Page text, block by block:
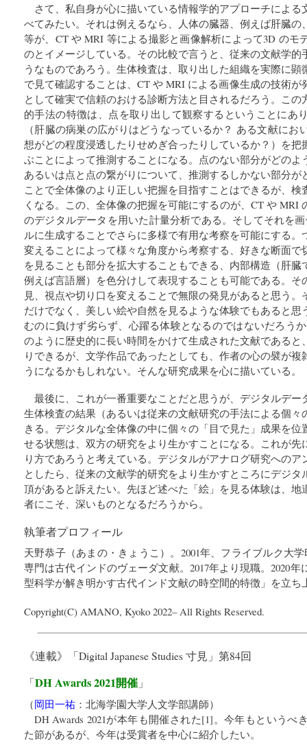
さて、私自身が心に描いている情報学的アプローチによ
べてみたい。それは例えるなら、人体の臓器、例えば肝臓の
等が、CT や MRI 等による撮影と画像解析によって3D のモ
のとイメージしている。その比較で言うと、従来の文献学的
うなものであろう。生体検査は、取り出した組織を実際に
で見て確認することは、CT や MRI による画像生成の技術
として確実で信頼のおける診断方法と目されるだろう。こ
的手法の特徴は、点を取り出して観察するということにあ
（肝臓の病巣の広がりはどうなっているか？ ある文献にお
想がどの程度浸透したりせめぎ合ったりしているか？）を把
ぶことによって推測することになる。点のない部分がどのよ
あるいは点と点の繋がりについて、推測するしかない部分
ことで全体像のより正しい把握を目指すことはできるが、
くなる。この、全体像の把握を可能にするのが、CT や MRI
のデジタルデータを用いた計量分析である。そしてそれを
ルに生成することでさらに多様で有用な考察を可能にする
変えることによって様々な角度から考察する、好きな断面で
を見ることも部分を拡大することもできる、内部構造（肝
例えば言語層）を色分けして表現することも可能である。そ
見、視点や切り口を変えることで無限の発見があると思う
だけでなく、美しい絵や自然を見るような体験でもあると
むのに負けず劣らず、心躍る体験となるのではないだろう
のように歴史的に長い時間をかけて生成された文献であると
りできるが、文学作品であったとしても、作者の心の襞が
うになるかもしれない。そんな研究成果を心に描いている。
最後に、これが一番重要なことだと思うが、デジタルデー
生体検査の結果（あるいは従来の文献研究の手法による個々
きる。デジタルな全体像の中に個々の「目で見た」成果を
せる状態は、双方の研究をより生かすことになる。これが先
り方であろうと考えている。デジタルがアナログ研究への
としたら、従来の文献学的研究をより生かすところにデジ
頂があると訴えたい。先ほど述べた「絵」を見る体験は、地
者にこそ、深いものとなるだろうから。
執筆者プロフィール
天野恭子（あまの・きょうこ）。2001年、フライブルク大
専門は古代インドのヴェーダ文献。2017年より現職。2020
型科学が解き明かす古代インド文献の時空間的特徴」を立ち
Copyright(C) AMANO, Kyoko 2022– All Rights Reserved.
《連載》「Digital Japanese Studies 寸見 」第84回
「DH Awards 2021開催 」
（岡田一祐 ： 北海学園大学人文学部講師）
DH Awards 2021が本年も開催された[1]。今年もというべ
た節があるが、今年は受賞者を中心に紹介したい。